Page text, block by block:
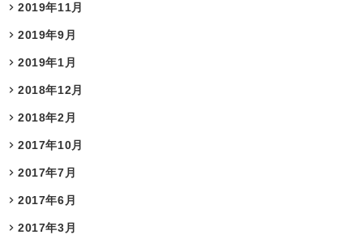
2019年11月
2019年9月
2019年1月
2018年12月
2018年2月
2017年10月
2017年7月
2017年6月
2017年3月